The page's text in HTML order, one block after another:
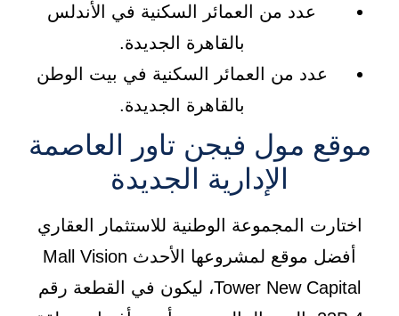
عدد من العمائر السكنية في الأندلس
بالقاهرة الجديدة.
عدد من العمائر السكنية في بيت الوطن
بالقاهرة الجديدة.
موقع مول فيجن تاور العاصمة
الإدارية الجديدة
اختارت المجموعة الوطنية للاستثمار العقاري
أفضل موقع لمشروعها الأحدث Mall Vision
Tower New Capital، ليكون في القطعة رقم